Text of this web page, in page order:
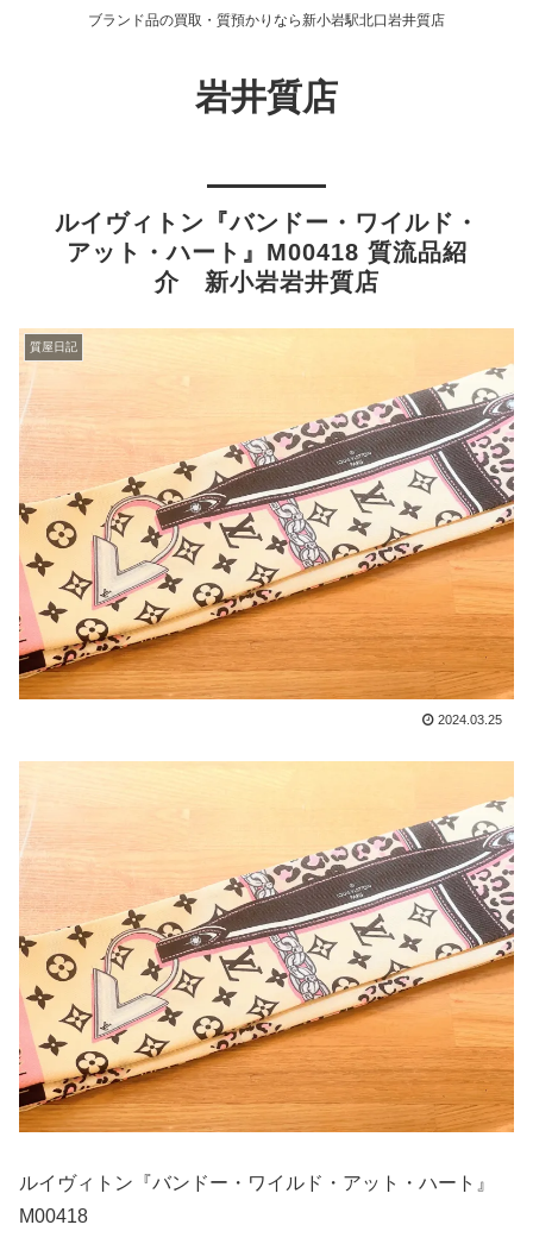
ブランド品の買取・質預かりなら新小岩駅北口岩井質店
岩井質店
ルイヴィトン『バンドー・ワイルド・
アット・ハート』M00418 質流品紹
介 新小岩岩井質店
質屋日記
2024.03.25
ルイヴィトン『バンドー・ワイルド・アット・ハート』
M00418